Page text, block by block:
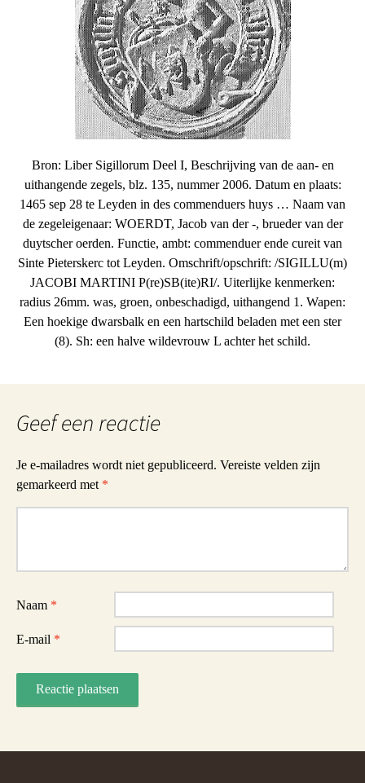
Bron: Liber Sigillorum Deel I, Beschrijving van de aan- en
uithangende zegels, blz. 135, nummer 2006. Datum en plaats:
1465 sep 28 te Leyden in des commenduers huys … Naam van
de zegeleigenaar: WOERDT, Jacob van der -, brueder van der
duytscher oerden. Functie, ambt: commenduer ende cureit van
Sinte Pieterskerc tot Leyden. Omschrift/opschrift: /SIGILLU(m)
JACOBI MARTINI P(re)SB(ite)RI/. Uiterlijke kenmerken:
radius 26mm. was, groen, onbeschadigd, uithangend 1. Wapen:
Een hoekige dwarsbalk en een hartschild beladen met een ster
(8). Sh: een halve wildevrouw L achter het schild.
Geef een reactie
Je e-mailadres wordt niet gepubliceerd. Vereiste velden zijn
gemarkeerd met *
Naam *
E-mail *